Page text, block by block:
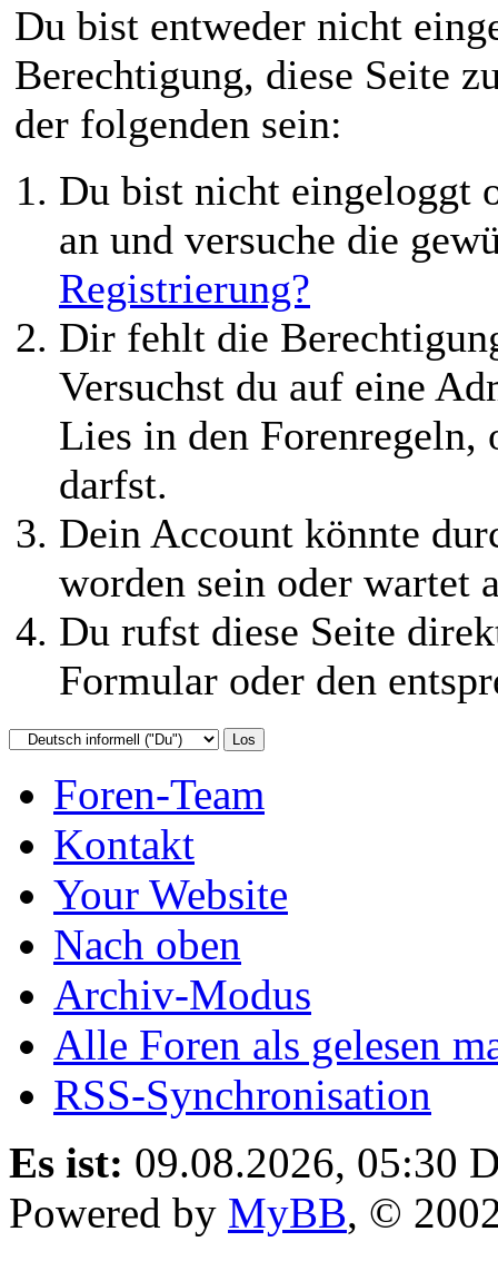
Du bist entweder nicht
Berechtigung, diese Seite
der folgenden sein:
Du bist nicht eingeloggt
an und versuche die
Registrierung?
Dir fehlt die
Versuchst du auf eine
Lies in den Forenregeln,
darfst.
Dein Account könnte
worden sein oder wartet
Du rufst diese Seite
Formular oder den
Foren-Team
Kontakt
Your Website
Nach oben
Archiv-Modus
Alle Foren als gelesen
RSS-Synchronisation
Es ist: 09.08.2026, 05:30
Powered by MyBB, ©